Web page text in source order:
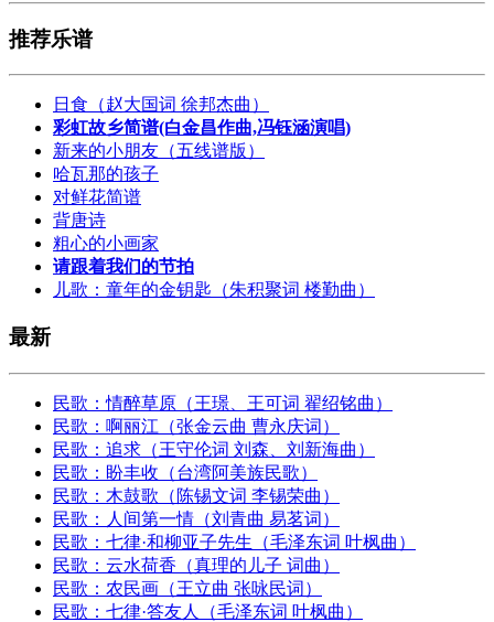
推荐乐谱
日食（赵大国词 徐邦杰曲）
彩虹故乡简谱(白金昌作曲,冯钰涵演唱)
新来的小朋友（五线谱版）
哈瓦那的孩子
对鲜花简谱
背唐诗
粗心的小画家
请跟着我们的节拍
儿歌：童年的金钥匙（朱积聚词 楼勤曲）
最新
民歌：情醉草原（王璟、王可词 翟绍铭曲）
民歌：啊丽江（张金云曲 曹永庆词）
民歌：追求（王守伦词 刘森、刘新海曲）
民歌：盼丰收（台湾阿美族民歌）
民歌：木鼓歌（陈锡文词 李锡荣曲）
民歌：人间第一情（刘青曲 易茗词）
民歌：七律·和柳亚子先生（毛泽东词 叶枫曲）
民歌：云水荷香（真理的儿子 词曲）
民歌：农民画（王立曲 张咏民词）
民歌：七律·答友人（毛泽东词 叶枫曲）